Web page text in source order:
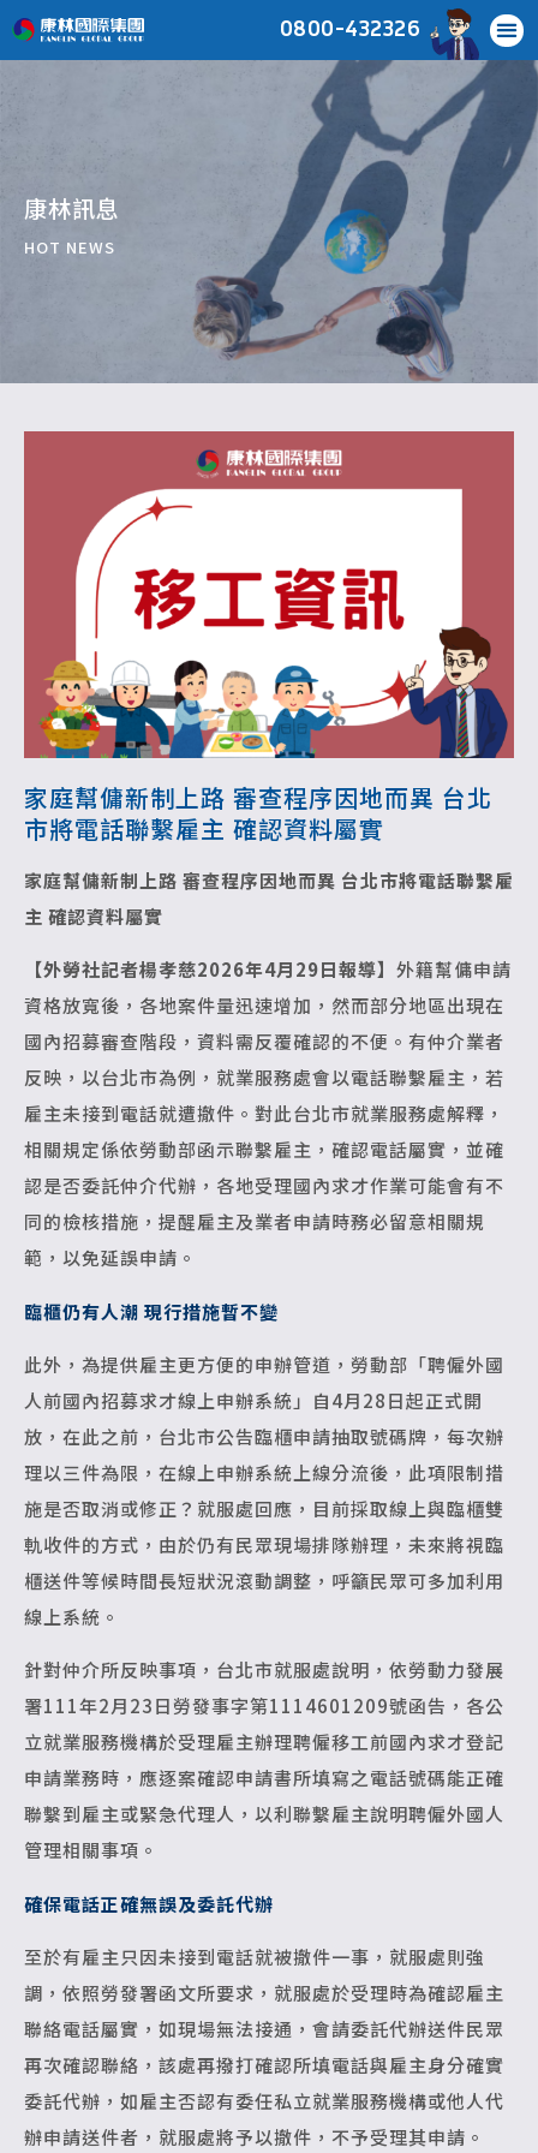
0800-432326
康林訊息
HOT NEWS
家庭幫傭新制上路 審查程序因地而異 台北
市將電話聯繫雇主 確認資料屬實
家庭幫傭新制上路 審查程序因地而異 台北市將電話聯繫雇
主 確認資料屬實
【外勞社記者楊孝慈2026年4月29日報導】 外籍幫傭申請
資格放寬後，各地案件量迅速增加，然而部分地區出現在
國內招募審查階段，資料需反覆確認的不便。有仲介業者
反映，以台北市為例，就業服務處會以電話聯繫雇主，若
雇主未接到電話就遭撤件。對此台北市就業服務處解釋，
相關規定係依勞動部函示聯繫雇主，確認電話屬實，並確
認是否委託仲介代辦，各地受理國內求才作業可能會有不
同的檢核措施，提醒雇主及業者申請時務必留意相關規
範，以免延誤申請。
臨櫃仍有人潮 現行措施暫不變
此外，為提供雇主更方便的申辦管道，勞動部「聘僱外國
人前國內招募求才線上申辦系統」自4月28日起正式開
放，在此之前，台北市公告臨櫃申請抽取號碼牌，每次辦
理以三件為限，在線上申辦系統上線分流後，此項限制措
施是否取消或修正？就服處回應，目前採取線上與臨櫃雙
軌收件的方式，由於仍有民眾現場排隊辦理，未來將視臨
櫃送件等候時間長短狀況滾動調整，呼籲民眾可多加利用
線上系統。
針對仲介所反映事項，台北市就服處說明，依勞動力發展
署111年2月23日勞發事字第1114601209號函告，各公
立就業服務機構於受理雇主辦理聘僱移工前國內求才登記
申請業務時，應逐案確認申請書所填寫之電話號碼能正確
聯繫到雇主或緊急代理人，以利聯繫雇主說明聘僱外國人
管理相關事項。
確保電話正確無誤及委託代辦
至於有雇主只因未接到電話就被撤件一事，就服處則強
調，依照勞發署函文所要求，就服處於受理時為確認雇主
聯絡電話屬實，如現場無法接通，會請委託代辦送件民眾
再次確認聯絡，該處再撥打確認所填電話與雇主身分確實
委託代辦，如雇主否認有委任私立就業服務機構或他人代
辦申請送件者，就服處將予以撤件，不予受理其申請。